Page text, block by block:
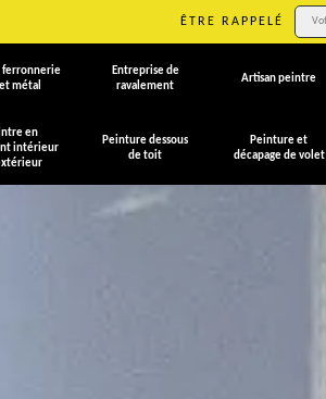
ÊTRE RAPPELÉ
ferronnerie
métal
Entreprise de
ravalement
Artisan peintre
en
intérieur
Peinture dessous
de toit
Peinture et
décapage de volet